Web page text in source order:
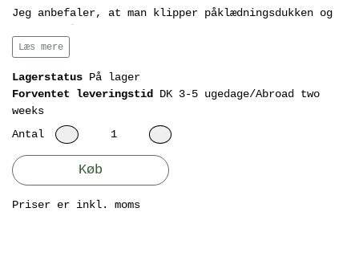
Jeg anbefaler, at man klipper påklædningsdukken og
for at afrunde hjørnerne lidt - det vil gøre Alma
Læs mere
Lagerstatus På lager
Forventet leveringstid
DK 3-5 ugedage/Abroad two
weeks
Antal
Køb
Priser er inkl. moms